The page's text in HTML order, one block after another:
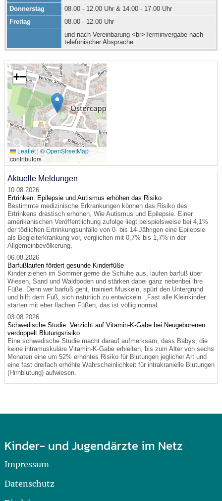
Donnerstag
08.00 - 12.00 Uhr & 14.00 - 17.00 Uhr
Freitag
08.00 - 12.00 Uhr
und nach Vereinbarung <br>Terminvergabe nach
telefonischer Absprache
🔍
+−
Leaflet|©OpenStreetMap
contributors
Aktuelle Meldungen
10.08.2026
Ertrinken: Epilepsie und Autismus erhöhen das Risiko
Bestimmte medizinische Erkrankungen können das Risiko des
Ertrinkens drastisch erhöhen, Wie Autismus und Epilepsie. Einer
amerikanischen Veröffentlichung zufolge liegt beispielsweise bei 4,1%
der tödlichen Ertrinkungsunfälle von 0- bis 14-Jährigen eine Epilepsie
als Begleiterkrankung vor, verglichen mit 0,7% bis 1,7% in der
Allgemeinbevölkerung.
06.08.2026
Barfußlaufen fördert gesunde Kinderfüße
Kinder ziehen im Sommer gerne die Schuhe aus, laufen barfuß über
Wiesen, Sand und Waldboden und stärken dabei ganz nebenbei ihre
Füße. Denn wer barfuß geht, trainiert Muskeln, spürt den Untergrund
und hilft dem Fuß, sich natürlich zu entwickeln. „Fast alle Kleinkinder
starten mit eher flachen Füßen, das ist völlig normal.
03.08.2026
Schwedische Studie: Verzicht auf Vitamin-K-Gabe bei Neugeborenen
verdoppelt Blutungsrisiko
Eine schwedische Studie macht darauf aufmerksam, dass Babys, die
keine intramuskuläre Vitamin-K-Gabe erhielten, bis zum Alter von sechs
Monaten eine um 52% erhöhtes Risiko für Blutungen jeglicher Art und
eine fast dreifach erhöhte Wahrscheinlichkeit für intrakranielle Blutungen
(Hirnblutung) aufwiesen.
Kinder- und Jugendärzte im Netz
Impressum
Datenschutz